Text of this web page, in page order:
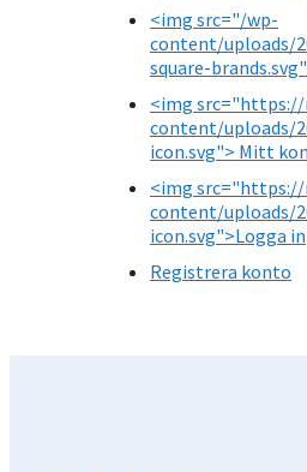
<img src="/wp-
content/uploads/
square-
<img
content/uploads/
icon.svg"> Mitt
<img
content/uploads/
icon.svg">Logga in
Registrera konto